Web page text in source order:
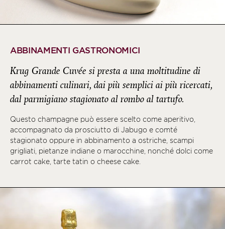
ABBINAMENTI GASTRONOMICI
Krug Grande Cuvée si presta a una moltitudine di
abbinamenti culinari, dai più semplici ai più ricercati,
dal parmigiano stagionato al rombo al tartufo.
Questo champagne può essere scelto come aperitivo,
accompagnato da prosciutto di Jabugo e comté
stagionato oppure in abbinamento a ostriche, scampi
grigliati, pietanze indiane o marocchine, nonché dolci come
carrot cake, tarte tatin o cheese cake.